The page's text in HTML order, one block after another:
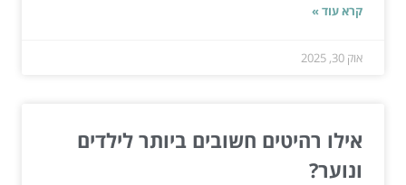
קרא עוד »
אוק 30, 2025
אילו רהיטים חשובים ביותר לילדים
ונוער?